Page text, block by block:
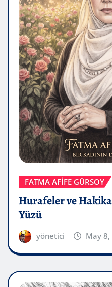
FATMA AFİFE GÜRSOY
Hurafeler ve
Yüzü
yönetici May 8,